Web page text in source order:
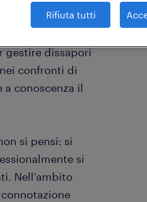
gestire dissapori
confronti di
conoscenza il
si pensi: si
si
Nell’ambito
Rifiuta tutti